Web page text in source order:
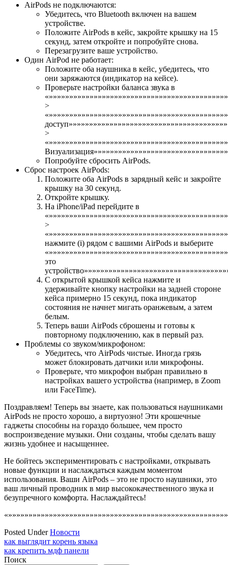
AirPods не подключаются:
Убедитесь, что Bluetooth включен на вашем
устройстве.
Положите AirPods в кейс, закройте крышку на 15
секунд, затем откройте и попробуйте снова.
Перезагрузите ваше устройство.
Один AirPod не работает:
Положите оба наушника в кейс, убедитесь, что
они заряжаются (индикатор на кейсе).
Проверьте настройки баланса звука в
>
>
Попробуйте сбросить AirPods.
Сброс настроек AirPods:
Положите оба AirPods в зарядный кейс и закройте
крышку на 30 секунд.
Откройте крышку.
На iPhone/iPad перейдите в
>
нажмите (i) рядом с вашими AirPods и выберите
это
С открытой крышкой кейса нажмите и
удерживайте кнопку настройки на задней стороне
кейса примерно 15 секунд, пока индикатор
состояния не начнет мигать оранжевым, а затем
белым.
Теперь ваши AirPods сброшены и готовы к
повторному подключению, как в первый раз.
Проблемы со звуком/микрофоном:
Убедитесь, что AirPods чистые. Иногда грязь
может блокировать датчики или микрофоны.
Проверьте, что микрофон выбран правильно в
настройках вашего устройства (например, в Zoom
или FaceTime).
Поздравляем! Теперь вы знаете, как пользоваться наушниками
AirPods не просто хорошо, а виртуозно! Эти крошечные
гаджеты способны на гораздо большее, чем просто
воспроизведение музыки. Они созданы, чтобы сделать вашу
жизнь удобнее и насыщеннее.
Не бойтесь экспериментировать с настройками, открывать
новые функции и наслаждаться каждым моментом
использования. Ваши AirPods – это не просто наушники, это
ваш личный проводник в мир высококачественного звука и
безупречного комфорта. Наслаждайтесь!
Posted UnderНовости
Навигация
по
как выглядит корень языка
как крепить мдф панели
Поиск